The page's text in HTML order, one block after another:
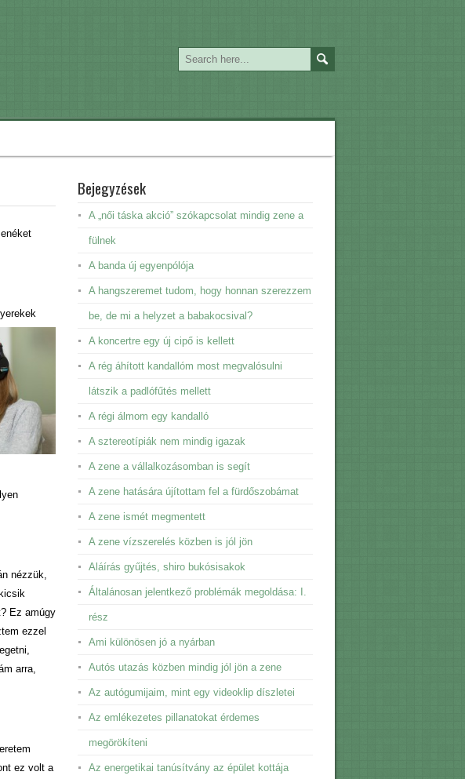
nézzük,
Ez amúgy
ezzel
arra,
ez volt a
Bejegyzések
A „női táska akció” szókapcsolat mindig zene a
fülnek
A banda új egyenpólója
A hangszeremet tudom, hogy honnan szerezzem
be, de mi a helyzet a babakocsival?
A koncertre egy új cipő is kellett
A rég áhított kandallóm most megvalósulni
látszik a padlófűtés mellett
A régi álmom egy kandalló
A sztereotípiák nem mindig igazak
A zene a vállalkozásomban is segít
A zene hatására újítottam fel a fürdőszobámat
A zene ismét megmentett
A zene vízszerelés közben is jól jön
Aláírás gyűjtés, shiro bukósisakok
Általánosan jelentkező problémák megoldása: I.
rész
Ami különösen jó a nyárban
Autós utazás közben mindig jól jön a zene
Az autógumijaim, mint egy videoklip díszletei
Az emlékezetes pillanatokat érdemes
megörökíteni
Az energetikai tanúsítvány az épület kottája